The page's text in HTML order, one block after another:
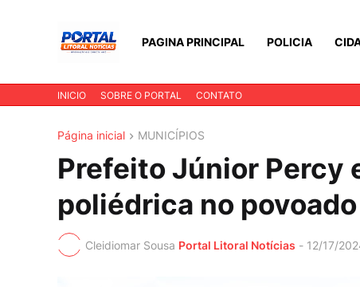
PAGINA PRINCIPAL POLICIA
INICIO SOBRE O PORTAL CONTATO
Página inicial MUNICÍPIOS
Prefeito Júnior Percy
poliédrica no
Cleidiomar Sousa Portal Litoral Notícias - 12/17/